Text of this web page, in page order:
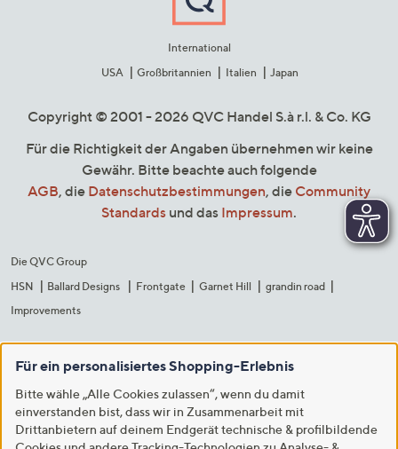
International
USA
Großbritannien Italien Japan
Copyright © 2001 - 2026 QVC Handel S.à r.l. & Co. KG
Für die Richtigkeit der Angaben übernehmen wir keine
Gewähr. Bitte beachte auch folgende
AGB, die Datenschutzbestimmungen, die Community
Standards und das Impressum.
Die QVC Group
HSN
Ballard Designs Frontgate Garnet Hill
grandin road
Improvements
Für ein personalisiertes Shopping-Erlebnis
Bitte wähle „Alle Cookies zulassen“, wenn du damit
einverstanden bist, dass wir in Zusammenarbeit mit
Drittanbietern auf deinem Endgerät technische & profilbildende